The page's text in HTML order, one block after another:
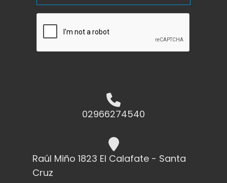
02966274540
Raúl Miño 1823 El Calafate - Santa
Cruz